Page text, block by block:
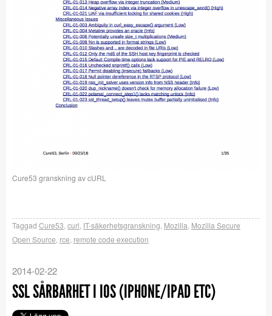
Cure53 granskning av cURL
Taggad Cure53 curl IT-säkerhetsgranskning Mozilla Mozilla Secure
Open Source rce remote code execution
2014-02-22
SSL SÅRBARHET I IOS (IPHONE/IPAD ETC)